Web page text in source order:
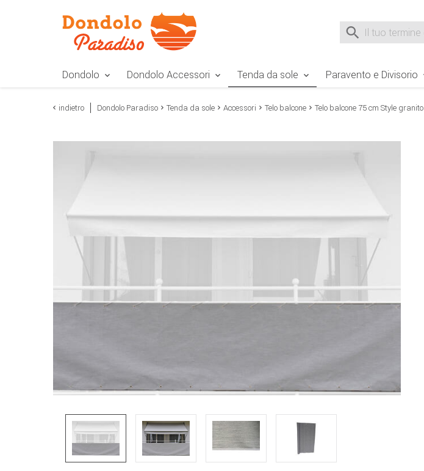
Suche nach
Dondolo Dondolo Accessori Tenda da sole Paravento e Divisorio
indietro Dondolo Paradiso Tenda da sole Accessori Telo balcone Telo balcone 75 cm Style granito